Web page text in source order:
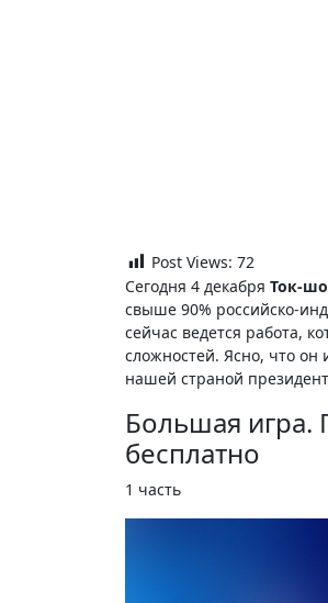
Post Views: 72
Сегодня 4 декабря Ток-
свыше 90% российско-
сейчас ведется работа,
сложностей. Ясно, что
нашей страной
Большая игра.
бесплатно
1 часть